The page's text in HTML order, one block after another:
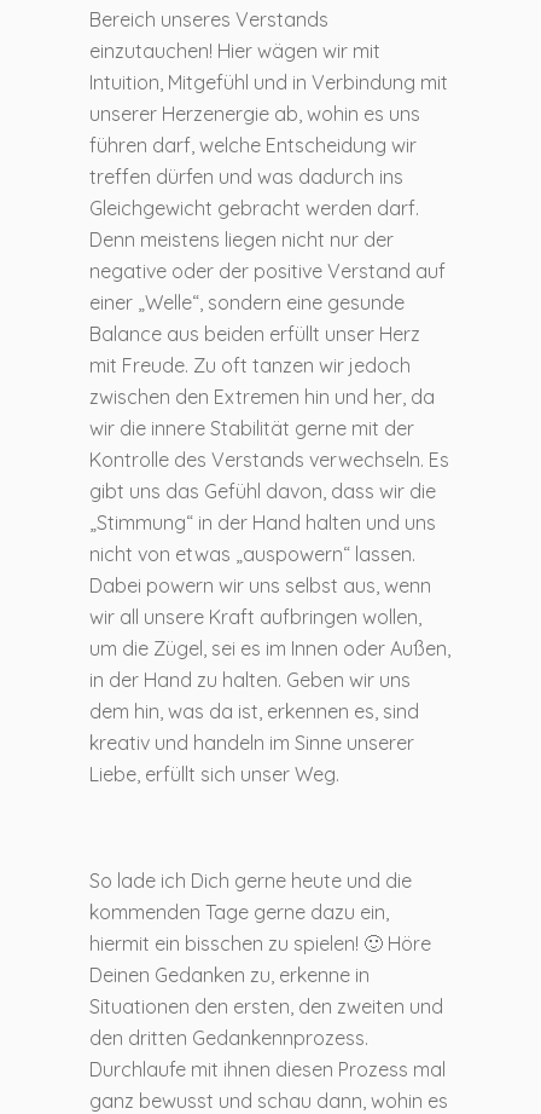
Bereich unseres Verstands
einzutauchen! Hier wägen wir mit
Intuition, Mitgefühl und in Verbindung mit
unserer Herzenergie ab, wohin es uns
führen darf, welche Entscheidung wir
treffen dürfen und was dadurch ins
Gleichgewicht gebracht werden darf.
Denn meistens liegen nicht nur der
negative oder der positive Verstand auf
einer „Welle“, sondern eine gesunde
Balance aus beiden erfüllt unser Herz
mit Freude. Zu oft tanzen wir jedoch
zwischen den Extremen hin und her, da
wir die innere Stabilität gerne mit der
Kontrolle des Verstands verwechseln. Es
gibt uns das Gefühl davon, dass wir die
„Stimmung“ in der Hand halten und uns
nicht von etwas „auspowern“ lassen.
Dabei powern wir uns selbst aus, wenn
wir all unsere Kraft aufbringen wollen,
um die Zügel, sei es im Innen oder Außen,
in der Hand zu halten. Geben wir uns
dem hin, was da ist, erkennen es, sind
kreativ und handeln im Sinne unserer
Liebe, erfüllt sich unser Weg.
So lade ich Dich gerne heute und die
kommenden Tage gerne dazu ein,
hiermit ein bisschen zu spielen! 🙂 Höre
Deinen Gedanken zu, erkenne in
Situationen den ersten, den zweiten und
den dritten Gedankennprozess.
Durchlaufe mit ihnen diesen Prozess mal
ganz bewusst und schau dann, wohin es